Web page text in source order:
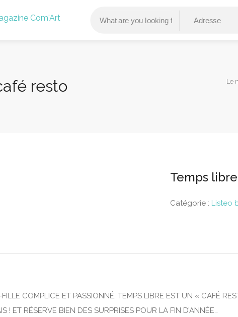
resto Le
Temps
Catégorie : Listeo
COMPLICE ET PASSIONNÉ, TEMPS LIBRE EST UN « CAFÉ
! ET RÉSERVE BIEN DES SURPRISES POUR LA FIN D’ANNÉE…